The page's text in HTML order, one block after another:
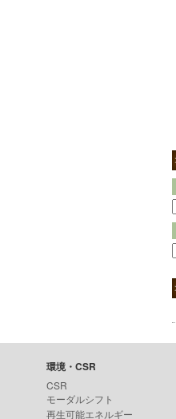
環境・CSR
CSR
モーダルシフト
再生可能エネルギー